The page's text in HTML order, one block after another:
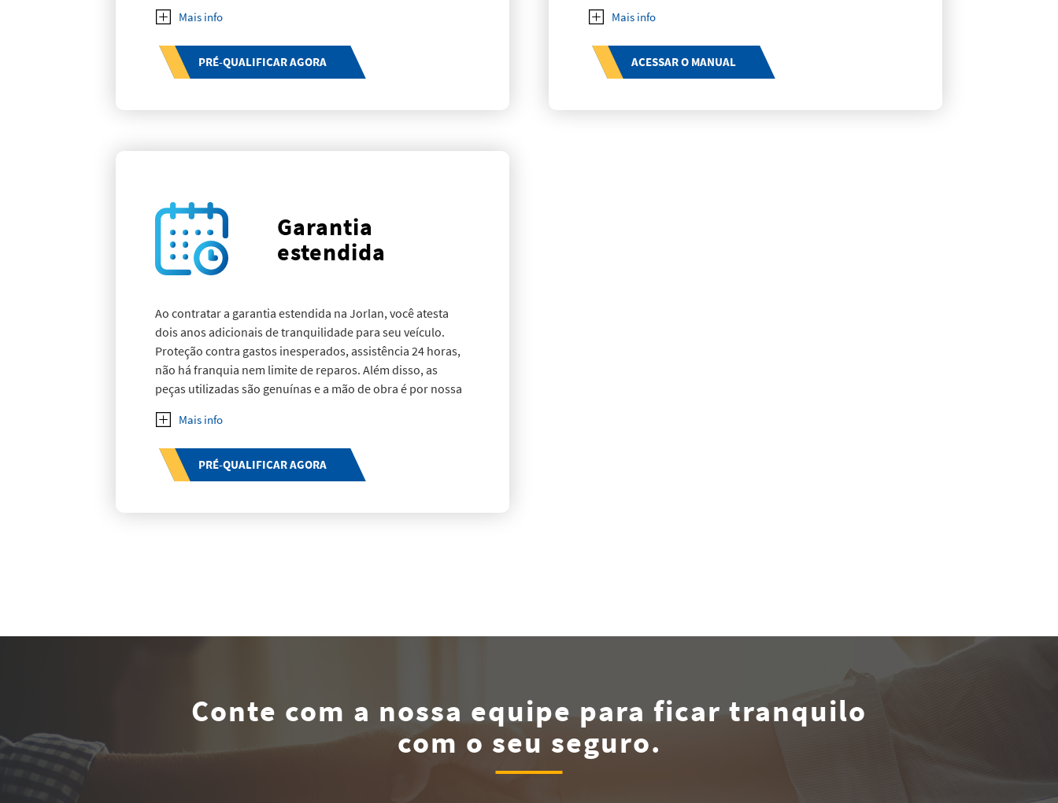
PRÉ-QUALIFICAR AGORA ACESSAR O MANUAL
Garantia
estendida
Ao contratar a garantia estendida na Jorlan, você atesta
dois anos adicionais de tranquilidade para seu veículo.
Proteção contra gastos inesperados, assistência 24 horas,
não há franquia nem limite de reparos. Além disso, as
peças utilizadas são genuínas e a mão de obra é por nossa
estendida dá direito a carro reserva, serviço de guincho,
chaveiro e muito mais. Fale com um de nossos consultores
e descubra todas as vantagens pensadas para garantir o
seu conforto.
PRÉ-QUALIFICAR AGORA
Conte com a nossa equipe para ficar tranquilo
com o seu seguro.